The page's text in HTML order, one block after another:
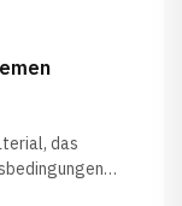
das